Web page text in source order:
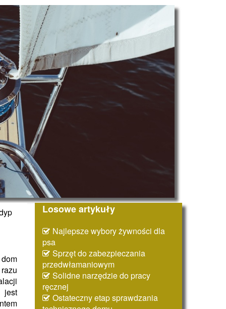
Losowe artykuły
Najlepsze wybory żywności dla
psa
Sprzęt do zabezpieczania
przedwłamaniowym
Solidne narzędzie do pracy
ręcznej
Ostateczny etap sprawdzania